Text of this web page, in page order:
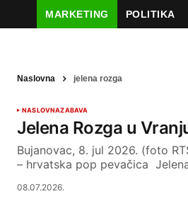
MARKETING POLITIKA
Naslovna jelena rozga
NASLOVNAZABAVA
Jelena Rozga u
Bujanovac, 8. jul 2026. (foto
– hrvatska pop pevačica
08.07.2026.